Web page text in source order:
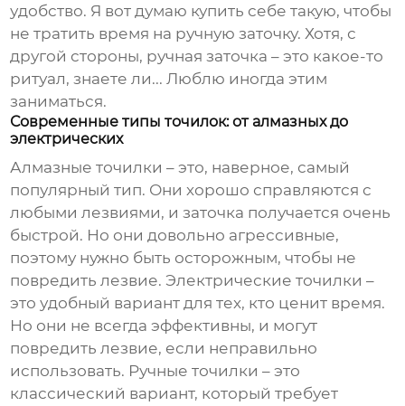
удобство. Я вот думаю купить себе такую, чтобы
не тратить время на ручную заточку. Хотя, с
другой стороны, ручная заточка – это какое-то
ритуал, знаете ли... Люблю иногда этим
заниматься.
Современные типы точилок: от алмазных до
электрических
Алмазные точилки – это, наверное, самый
популярный тип. Они хорошо справляются с
любыми лезвиями, и заточка получается очень
быстрой. Но они довольно агрессивные,
поэтому нужно быть осторожным, чтобы не
повредить лезвие. Электрические точилки –
это удобный вариант для тех, кто ценит время.
Но они не всегда эффективны, и могут
повредить лезвие, если неправильно
использовать. Ручные точилки – это
классический вариант, который требует